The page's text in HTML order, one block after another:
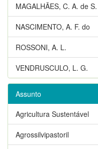
MAGALHÃES, C. A. de S.
NASCIMENTO, A. F. do
ROSSONI, A. L.
VENDRUSCULO, L. G.
Assunto
Agricultura Sustentável
Agrossilvipastoril